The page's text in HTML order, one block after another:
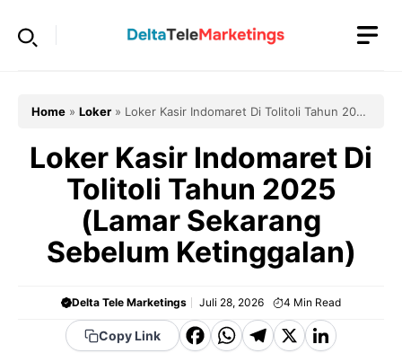
Home » Loker » Loker Kasir Indomaret Di Tolitoli Tahun 2025
Loker Kasir Indomaret Di
Tolitoli Tahun 2025
(Lamar Sekarang
Sebelum Ketinggalan)
Delta Tele Marketings Juli 28, 2026 4 Min Read
Copy Link
F WT X Li